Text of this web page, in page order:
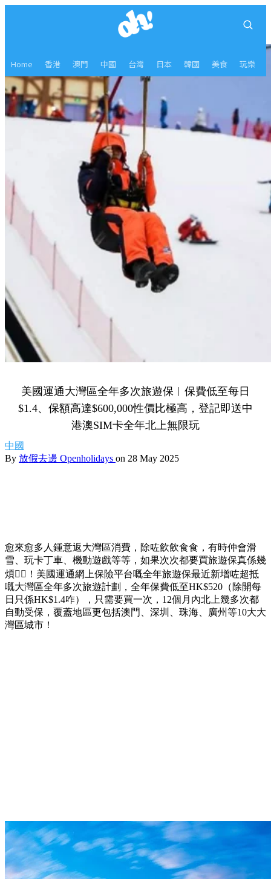
Home 香港 澳門 中國 台灣 日本 韓國 美食 玩樂
美國運通大灣區全年多次旅遊保︱保費低至每日
$1.4、保額高達$600,000性價比極高，登記即送中
港澳SIM卡全年北上無限玩
中國
By 放假去邊 Openholidays on 28 May 2025
愈來愈多人鍾意返大灣區消費，除咗飲飲食食，有時仲會滑
雪、玩卡丁車、機動遊戲等等，如果次次都要買旅遊保真係幾
煩😵‍💫！美國運通網上保險平台嘅全年旅遊保最近新增咗超抵
嘅大灣區全年多次旅遊計劃，全年保費低至HK$520（除開每
日只係HK$1.4咋），只需要買一次，12個月內北上幾多次都
自動受保，覆蓋地區更包括澳門、深圳、珠海、廣州等10大大
灣區城市！